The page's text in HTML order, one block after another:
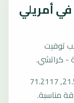
أمريلي
توقيت
المرجع العام للمدينة يستخدم إحداثيات 21.5998, 71.2117
مناسبة.